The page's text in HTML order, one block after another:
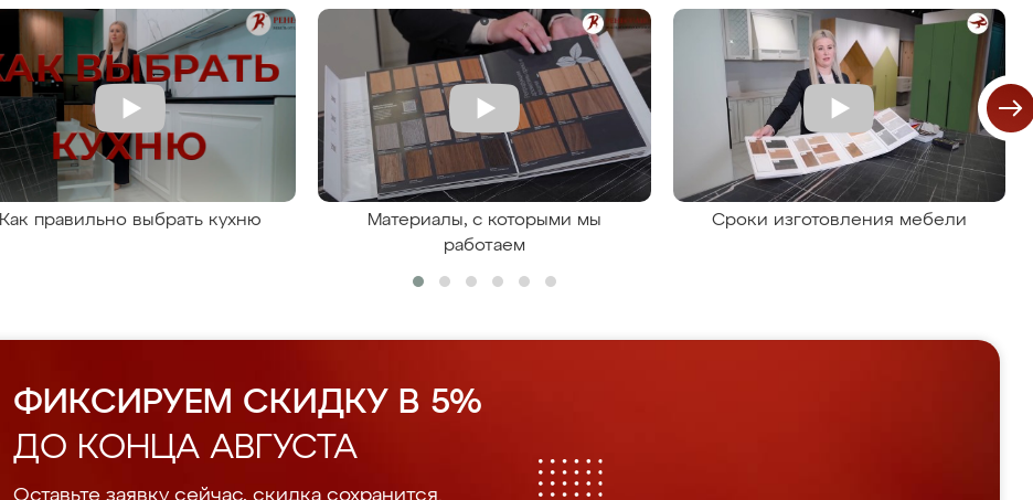
Как правильно выбрать кухню
Материалы, с которыми мы
работаем
Сроки изготовления мебели
ФИКСИРУЕМ СКИДКУ В 5%
ДО КОНЦА АВГУСТА
Оставьте заявку сейчас, скидка сохранится.